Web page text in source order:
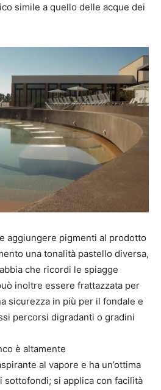
simile a quello delle acque dei
aggiungere pigmenti al prodotto
una tonalità pastello diversa,
che ricordi le spiagge
inoltre essere frattazzata per
sicurezza in più per il fondale e
percorsi digradanti o gradini
è altamente
al vapore e ha un’ottima
sottofondi; si applica con facilità